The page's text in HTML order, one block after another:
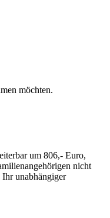
möchten.
um 806,- Euro,
nicht
unabhängiger